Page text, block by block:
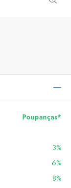
Poupanças*
3%
6%
8%